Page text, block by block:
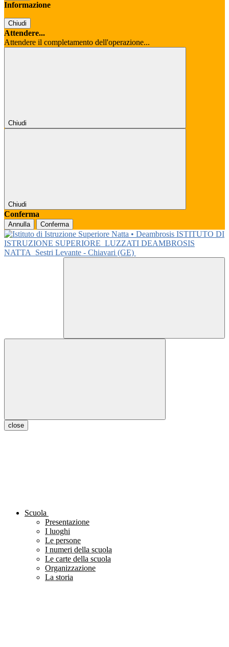
Informazione
Chiudi
Attendere...
Attendere il completamento dell'operazione...
Chiudi
Chiudi
Conferma
Annulla Conferma
ISTITUTO DI
ISTRUZIONE SUPERIORE LUZZATI DEAMBROSIS
NATTA
Sestri Levante - Chiavari (GE)
close
Scuola
Presentazione
I luoghi
Le persone
I numeri della scuola
Le carte della scuola
Organizzazione
La storia